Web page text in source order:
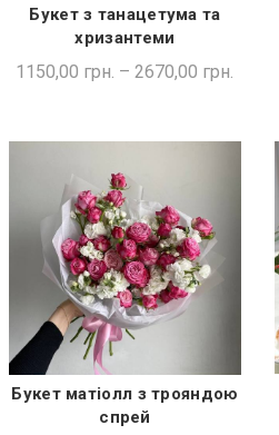
ШВИДКА ПОКУПКА
Букет з танацетума та
хризантеми
1150,00 грн. – 2670,00 грн.
ШВИДКА ПОКУПКА
Букет матіолл з трояндою
спрей